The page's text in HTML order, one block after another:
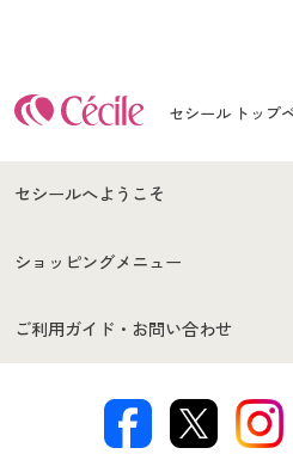
セシール トップ
セシールへようこそ
はじめての方へ
セシールご利用規約
著作権・商標について
ショッピングメニュー
商品カテゴリ
ご利用ガイド・お問い合わせ